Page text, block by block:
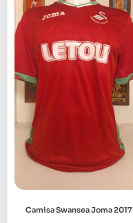
Camisa Swansea Joma 2017